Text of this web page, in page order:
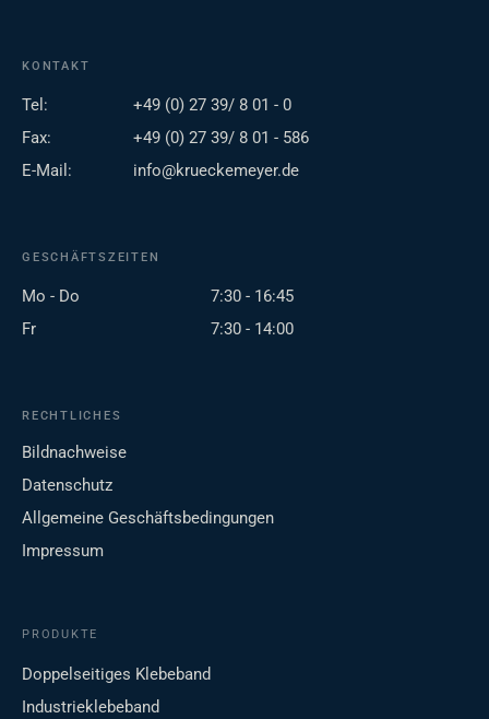
KONTAKT
Tel:
+49 (0) 27 39/ 8 01 - 0
Fax:
+49 (0) 27 39/ 8 01 - 586
E-Mail:
info@krueckemeyer.de
GESCHÄFTSZEITEN
Mo - Do
7:30 - 16:45
Fr
7:30 - 14:00
RECHTLICHES
Bildnachweise
Datenschutz
Allgemeine Geschäftsbedingungen
Impressum
PRODUKTE
Doppelseitiges Klebeband
Industrieklebeband